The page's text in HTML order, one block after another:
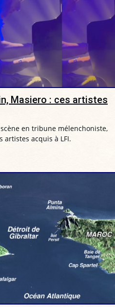
Masiero : ces artistes
en tribune mélenchoniste,
artistes acquis à LFI.